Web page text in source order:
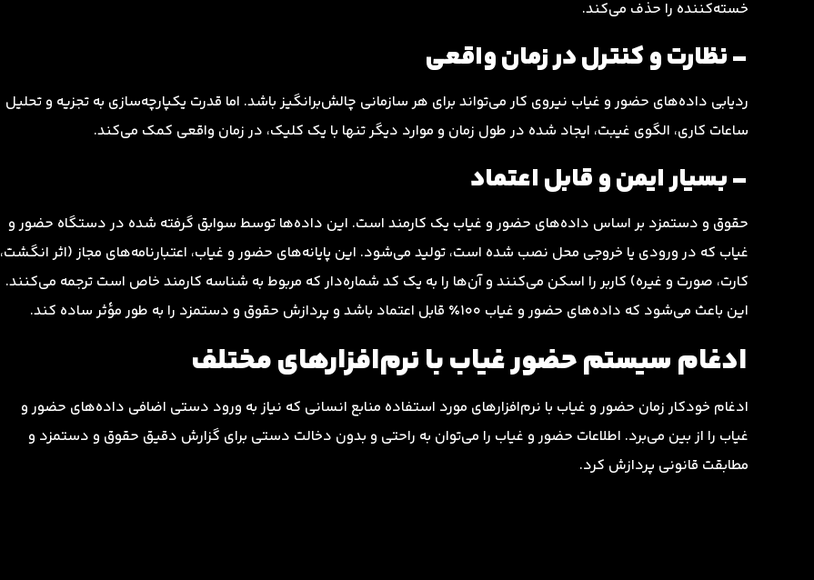
خسته‌کننده را حذف می‌کند.
– نظارت و کنترل در زمان واقعی
ردیابی داده‌های حضور و غیاب نیروی کار می‌تواند برای هر سازمانی چالش‌برانگیز باشد. اما قدرت یکپارچه‌سازی به تجزیه و تحلیل
ساعات کاری، الگوی غیبت، ایجاد شده در طول زمان و موارد دیگر تنها با یک کلیک، در زمان واقعی کمک می‌کند.
– بسیار ایمن و قابل اعتماد
حقوق و دستمزد بر اساس داده‌های حضور و غیاب یک کارمند است. این داده‌ها توسط سوابق گرفته شده در دستگاه حضور و
غیاب که در ورودی یا خروجی محل نصب شده است، تولید می‌شود. این پایانه‌های حضور و غیاب، اعتبارنامه‌های مجاز (اثر انگشت،
کارت، صورت و غیره) کاربر را اسکن می‌کنند و آن‌ها را به یک کد شماره‌دار که مربوط به شناسه کارمند خاص است ترجمه می‌کنند.
این باعث می‌شود که داده‌های حضور و غیاب 100٪ قابل اعتماد باشد و پردازش حقوق و دستمزد را به طور مؤثر ساده کند.
ادغام سیستم حضور غیاب با نرم‌افزارهای مختلف
ادغام خودکار زمان حضور و غیاب با نرم‌افزارهای مورد استفاده منابع انسانی که نیاز به ورود دستی اضافی داده‌های حضور و
غیاب را از بین می‌برد. اطلاعات حضور و غیاب را می‌توان به راحتی و بدون دخالت دستی برای گزارش دقیق حقوق و دستمزد و
مطابقت قانونی پردازش کرد.